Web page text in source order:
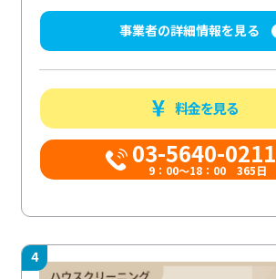
事業者の詳細情報を見る
料金を見る
03-5640-0211
9：00～18：00 365日
4